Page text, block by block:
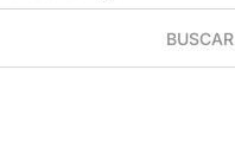
BUSCAR